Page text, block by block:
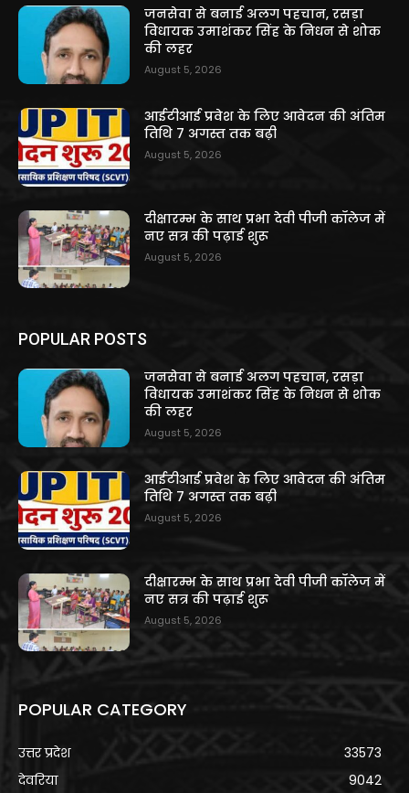
जनसेवा से बनाई अलग पहचान, रसड़ा
विधायक उमाशंकर सिंह के निधन से शोक
की लहर
August 5, 2026
आईटीआई प्रवेश के लिए आवेदन की अंतिम
तिथि 7 अगस्त तक बढ़ी
August 5, 2026
दीक्षारम्भ के साथ प्रभा देवी पीजी कॉलेज में
नए सत्र की पढ़ाई शुरू
August 5, 2026
POPULAR POSTS
जनसेवा से बनाई अलग पहचान, रसड़ा
विधायक उमाशंकर सिंह के निधन से शोक
की लहर
August 5, 2026
आईटीआई प्रवेश के लिए आवेदन की अंतिम
तिथि 7 अगस्त तक बढ़ी
August 5, 2026
दीक्षारम्भ के साथ प्रभा देवी पीजी कॉलेज में
नए सत्र की पढ़ाई शुरू
August 5, 2026
POPULAR CATEGORY
उत्तर प्रदेश
33573
देवरिया
9042